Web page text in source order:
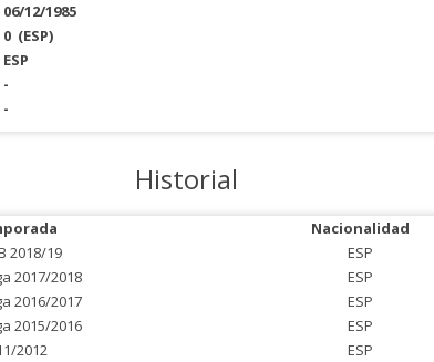
06/12/1985
0 (ESP)
ESP
-
-
Historial
Nacionalidad
2018/19
ESP
2017/2018
ESP
2016/2017
ESP
2015/2016
ESP
2012
ESP